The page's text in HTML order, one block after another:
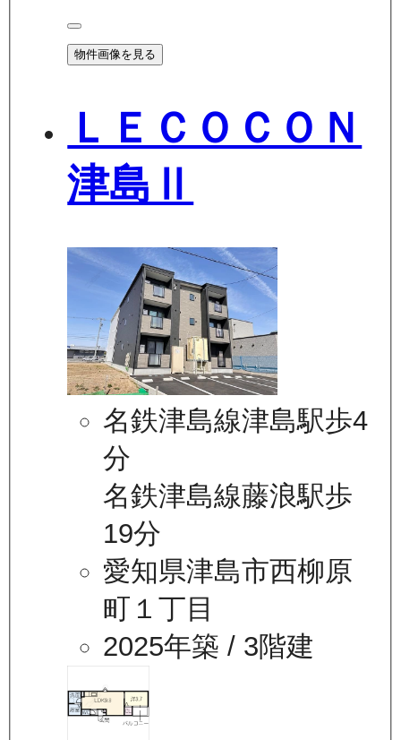
物件画像を見る
ＬＥＣＯＣＯＮ
津島Ⅱ
名鉄津島線津島駅歩4
分
名鉄津島線藤浪駅歩
19分
愛知県津島市西柳原
町１丁目
2025年築 / 3階建